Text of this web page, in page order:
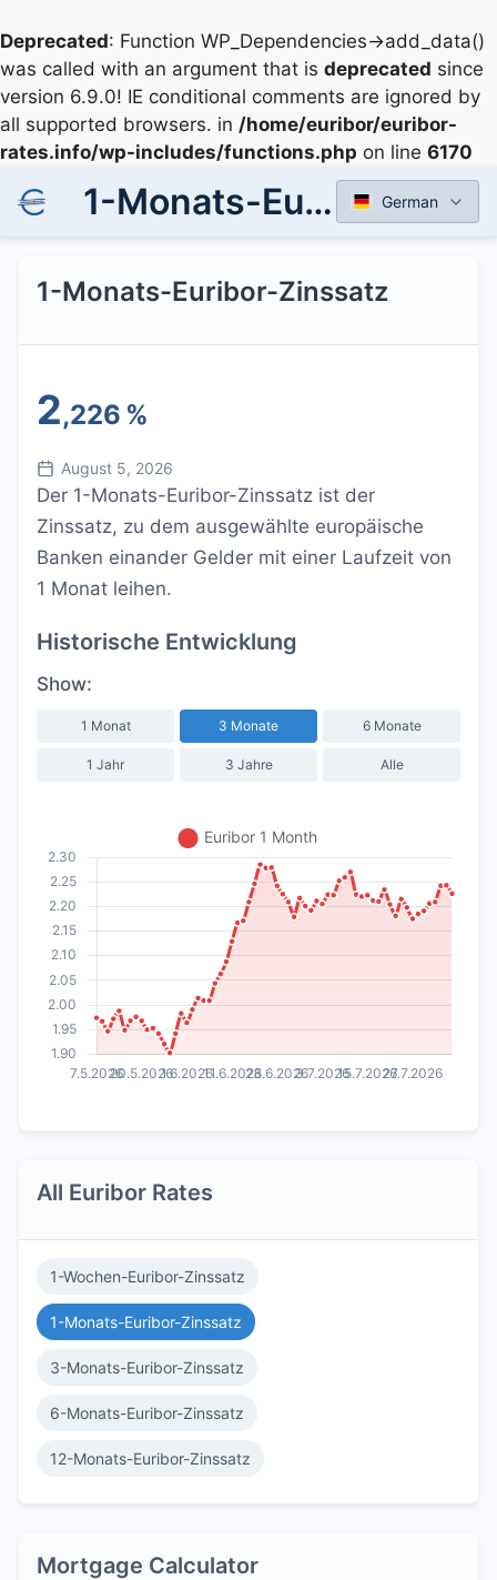
Deprecated: Function WP_Dependencies->add_data()
was called with an argument that is deprecated since
version 6.9.0! IE conditional comments are ignored by
all supported browsers. in /home/euribor/euribor-
rates.info/wp-includes/functions.php on line 6170
1-Monats-Euribor-Zinssatz German
1-Monats-Euribor-Zinssatz
2,226 %
August 5, 2026
Der 1-Monats-Euribor-Zinssatz ist der
Zinssatz, zu dem ausgewählte europäische
Banken einander Gelder mit einer Laufzeit von
1 Monat leihen.
Historische Entwicklung
Show:
1 Monat 3 Monate 6 Monate
1 Jahr 3 Jahre Alle
All Euribor Rates
1-Wochen-Euribor-Zinssatz
1-Monats-Euribor-Zinssatz
3-Monats-Euribor-Zinssatz
6-Monats-Euribor-Zinssatz
12-Monats-Euribor-Zinssatz
Mortgage Calculator